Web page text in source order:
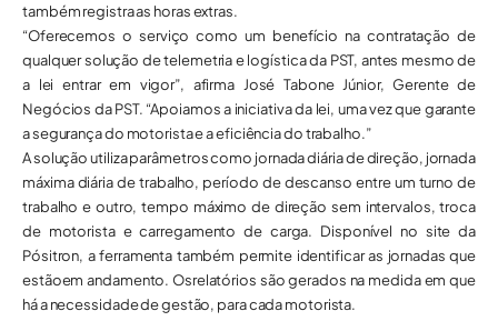
também registra as horas extras.
“Oferecemos o serviço como um benefício na contratação de
qualquer solução de telemetria e logística da PST, antes mesmo de
a lei entrar em vigor”, afirma José Tabone Júnior, Gerente de
Negócios da PST. “Apoiamos a iniciativa da lei, uma vez que garante
a segurança do motorista e a eficiência do trabalho.”
A solução utiliza parâmetros como jornada diária de direção, jornada
máxima diária de trabalho, período de descanso entre um turno de
trabalho e outro, tempo máximo de direção sem intervalos, troca
de motorista e carregamento de carga. Disponível no site da
Pósitron, a ferramenta também permite identificar as jornadas que
estãoem andamento. Osrelatórios são gerados na medida em que
há a necessidade de gestão, para cada motorista.